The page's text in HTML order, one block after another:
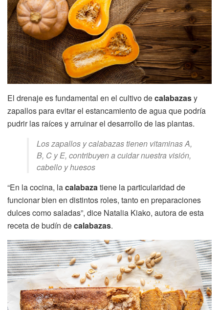
El drenaje es fundamental en el cultivo decalabazasy
zapallos para evitar el estancamiento de agua que podría
pudrir las raíces y arruinar el desarrollo de las plantas.
Los zapallos y calabazas tienen vitaminas A,
B, C y E, contribuyen a cuidar nuestra visión,
cabello y huesos
“En la cocina, lacalabazatiene la particularidad de
funcionar bien en distintos roles, tanto en preparaciones
dulces como saladas”, dice Natalia Kiako, autora de esta
receta de budín decalabazas.